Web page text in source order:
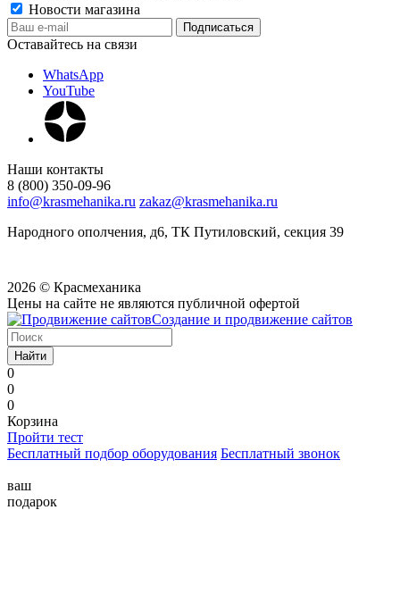
Новости магазина
Оставайтесь на связи
WhatsApp
YouTube
Наши контакты
8 (800) 350-09-96
info@krasmehanika.ru zakaz@krasmehanika.ru
Народного ополчения, д6, ТК Путиловский, секция 39
2026 © Красмеханика
Цены на сайте не являются публичной офертой
Создание и продвижение сайтов
Найти
0
0
0
Корзина
Пройти тест
Бесплатный подбор оборудования Бесплатный звонок
ваш
подарок